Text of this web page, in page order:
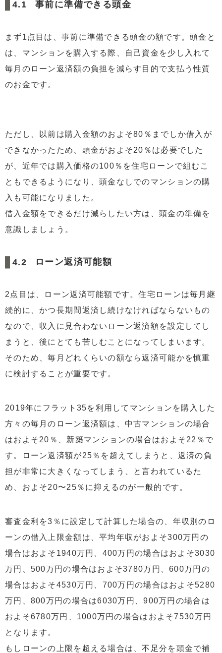
事前に準備できる頭金
まず1点目は、事前に準備できる頭金の額です。頭金と
は、マンションを購入する際、自己資金を少し入れて
毎月のローン返済額の負担を減らす目的で支払う性質
のお金です。
ただし、以前は購入金額のおよそ80％までしか借入が
できなかったため、頭金がおよそ20％は必要でした
が、近年では購入価格の100％を住宅ローンで組むこ
ともできるようになり、頭金なしでのマンションの購
入も可能になりました。
借入金額をできるだけ減らしたい方は、頭金の準備を
意識しましょう。
ローン返済可能額
2点目は、ローン返済可能額です。住宅ローンは毎月継
続的に、かつ長期間返済し続けなければならないもの
なので、収入に見合わないローン返済額を設定してし
まうと、後にとても苦しむことになってしまいます。
そのため、毎月どれくらいの額なら返済可能かを慎重
に検討することが重要です。
2019年にフラット35を利用してマンションを購入した
方々の毎月のローン返済額は、中古マンションの場合
はおよそ20％、新築マンションの場合はおよそ22％で
す。ローン返済額が25％を超えてしまうと、返済の負
担が非常に大きくなってしまう、と言われているた
め、およそ20〜25％に抑えるのが一般的です。
審査金利を3％に設定して計算した場合の、年収別のロ
ーンの借入上限金額は、平均年収がおよそ300万円の
場合はおよそ1940万円、400万円の場合はおよそ3030
万円、500万円の場合はおよそ3780万円、600万円の
場合はおよそ4530万円、700万円の場合はおよそ5280
万円、800万円の場合は6030万円、900万円の場合は
およそ6780万円、1000万円の場合はおよそ7530万円
となります。
もしローンの上限を超える場合は、不足分を頭金で補